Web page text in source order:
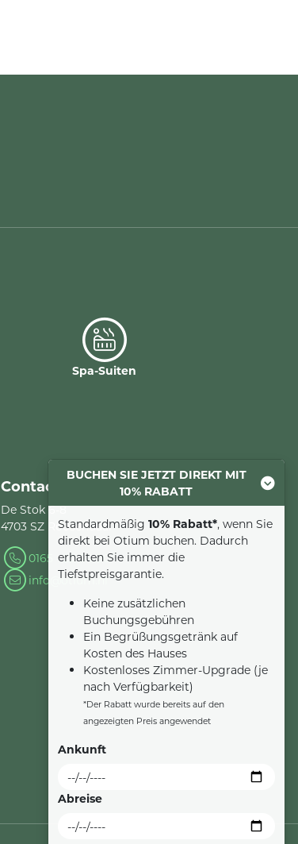
BUCHEN SIE JETZT DIREKT MIT
10% RABATT
Standardmäßig 10% Rabatt*, wenn Sie
direkt bei Otium buchen. Dadurch
erhalten Sie immer die
Tiefstpreisgarantie.
Keine zusätzlichen
Buchungsgebühren
Ein Begrüßungsgetränk auf
Kosten des Hauses
Kostenloses Zimmer-Upgrade (je
nach Verfügbarkeit)
*Der Rabatt wurde bereits auf den
angezeigten Preis angewendet
Ankunft
Abreise
Spa-Suiten
Contact
De Stok 6-8
4703 SZ Roosendaal
0165 - 22 34 90
info@otium.nl